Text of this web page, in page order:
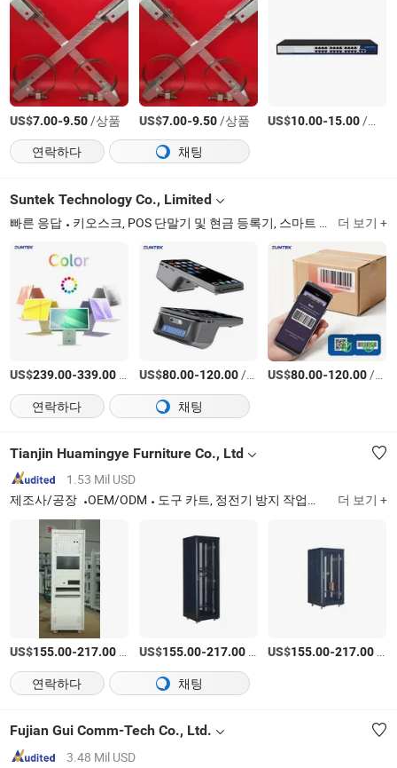
US$7.00-9.50/상품 US$7.00-9.50/상품 US$10.00-15.00/상품
연락하다
채팅
Suntek Technology Co., Limited
빠른 응답 키오스크, POS 단말기 및 현금 등록기, 스마트 모바일 POS, 얼굴 인식 단말기, 주방 디스플레이 시스템, 터치 스크린 모니터, 산업용 모니터/PC, 셀프 서비스 키오스크, 개인 디지털 보조기기, 인공지능 현금 등록기 더 보기 +
US$239.00-339.00 US$80.00-120.00/상품 US$80.00-120.00/상품
연락하다
채팅
Tianjin Huamingye Furniture Co., Ltd
1.53 Mil USD
제조사/공장
OEM/ODM 도구 카트, 정전기 방지 작업대, 도구 보관함, 도구 캐비닛, 네트워크 캐비닛, 조립공 작업대 더 보기 +
US$155.00-217.00 US$155.00-217.00/상품 US$155.00-217.00
연락하다
채팅
Fujian Gui Comm-Tech Co., Ltd.
3.48 Mil USD